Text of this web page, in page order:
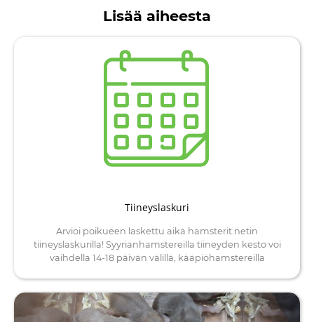
Lisää aiheesta
Tiineyslaskuri
Arvioi poikueen laskettu aika hamsterit.netin
tiineyslaskurilla! Syyrianhamstereilla tiineyden kesto voi
vaihdella 14-18 päivän välillä, kääpiöhamstereilla